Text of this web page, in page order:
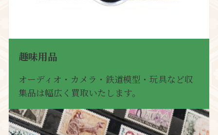
趣味用品
オーディオ・カメラ・鉄道模型・玩具など収
集品は幅広く買取いたします。